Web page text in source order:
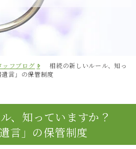
ッフブログ
相続の新しいルール、知っ
言」の保管制度
、知っていますか？
言」の保管制度